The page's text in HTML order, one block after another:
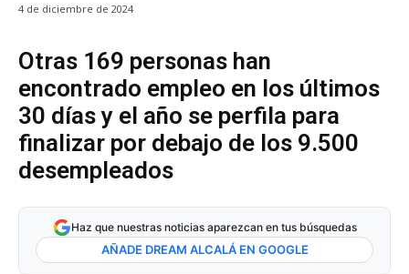
4 de diciembre de 2024
Otras 169 personas han
encontrado empleo en los últimos
30 días y el año se perfila para
finalizar por debajo de los 9.500
desempleados
Haz que nuestras noticias aparezcan en tus búsquedas
AÑADE DREAM ALCALÁ EN GOOGLE